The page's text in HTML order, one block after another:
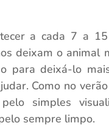
a cada 7 a
deixam o
para deixá-lo
Como no
simples
sempre limpo.